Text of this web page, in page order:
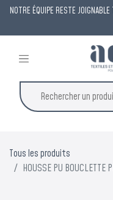
NOTRE ÉQUIPE RESTE
Tous les produits
HOUSSE PU